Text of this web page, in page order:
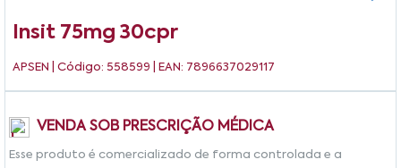
Insit 75mg 30cpr
APSEN | Código: 558599 | EAN: 7896637029117
VENDA SOB PRESCRIÇÃO MÉDICA
Esse produto é comercializado de forma controlada e a